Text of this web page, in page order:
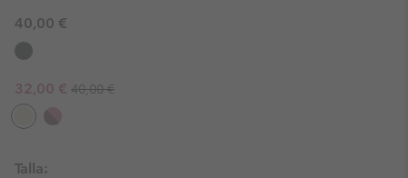
40,00 €
Sale price:
32,00 € Regular price:
40,00 €
Talla: